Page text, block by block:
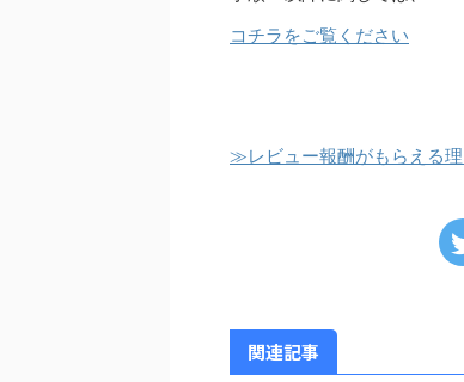
コチラをご覧ください
≫レビュー報酬がもらえる
関連記事